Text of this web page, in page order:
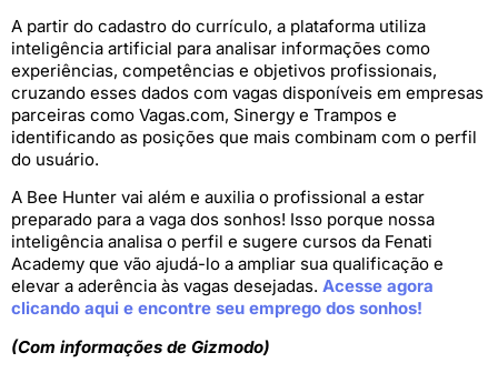
A partir do cadastro do currículo, a plataforma utiliza
inteligência artificial para analisar informações como
experiências, competências e objetivos profissionais,
cruzando esses dados com vagas disponíveis em empresas
parceiras como Vagas.com, Sinergy e Trampos e
identificando as posições que mais combinam com o perfil
do usuário.
A Bee Hunter vai além e auxilia o profissional a estar
preparado para a vaga dos sonhos! Isso porque nossa
inteligência analisa o perfil e sugere cursos da Fenati
Academy que vão ajudá-lo a ampliar sua qualificação e
elevar a aderência às vagas desejadas. Acesse agora
clicando aqui e encontre seu emprego dos sonhos!
(Com informações de Gizmodo)